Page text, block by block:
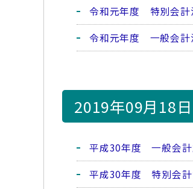
令和元年度 特別会計
令和元年度 一般会計
2019年09月18日
平成30年度 一般会計
平成30年度 特別会計